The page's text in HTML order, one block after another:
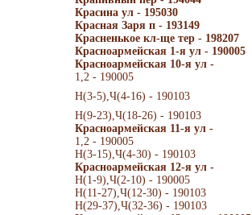
Красина ул - 195030
Красная Заря п - 193149
Красненькое кл-ще тер - 198207
Красноармейская 1-я ул - 190005
Красноармейская 10-я ул -
1,2 - 190005
Н(3-5),Ч(4-16) - 190103
Н(9-23),Ч(18-26) - 190103
Красноармейская 11-я ул -
1,2 - 190005
Н(3-15),Ч(4-30) - 190103
Красноармейская 12-я ул -
Н(1-9),Ч(2-10) - 190005
Н(11-27),Ч(12-30) - 190103
Н(29-37),Ч(32-36) - 190103